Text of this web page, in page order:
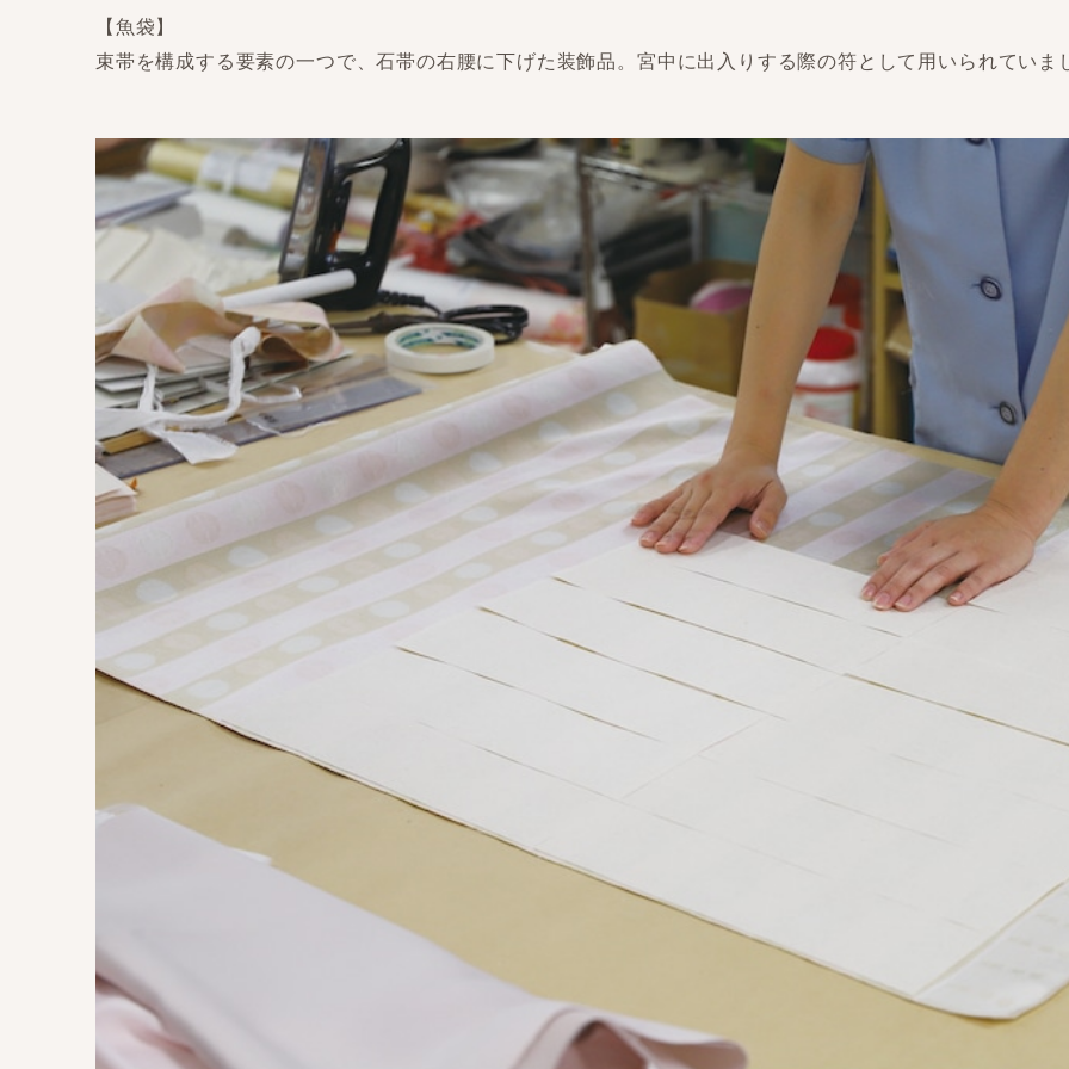
【魚袋】
束帯を構成する要素の一つで、石帯の右腰に下げた装飾品。宮中に出入りする際の符として用いられていま